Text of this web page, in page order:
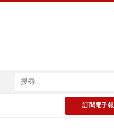
訂閱電子報